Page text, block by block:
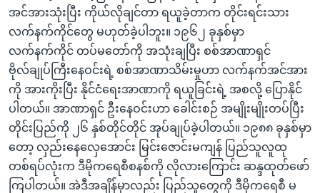
အင်အားသုံးပြီး ကိုယ်လိုချင်တာ ရယူခဲ့တာက တိုင်းရင်းသား
လက်နက်ကိုင်တွေ မဟုတ်ခဲ့ပါဘူး။ ၁၉၆၂ ခုနှစ်မှာ
လက်နက်ကိုင် တပ်မတော်ကို အသုံးချပြီး စစ်အာဏာရှင်
ဗိုလ်ချုပ်ကြီးနေဝင်းရဲ့ စစ်အာဏာသိမ်းမှုဟာ လက်နက်အင်အား
ကို အားကိုးပြီး နိုင်ငံရေးအာဏာကို ရယူခြင်းရဲ့ အစလို့ ပြောနိုင်
ပါတယ်။ အာဏာရှင် ဦးနေဝင်းဟာ ခေါင်းစဉ် အမျိုးမျိုးတပ်ပြီး
တိုင်းပြည်ကို ၂၆ နှစ်တိုင်တိုင် အုပ်ချုပ်ခဲ့ပါတယ်။ ၁၉၈၈ ခုနှစ်မှာ
တော့ လှည်းနေလှေအောင်း မြင်းဇောင်းမကျန် ပြည်သူလူထု
တစ်ရပ်လုံးက ဒီမိုကရေစီစနစ်ကို လိုလားကြောင်း ဆန္ဒထုတ်ဖော်
ကြပါတယ်။ အဲဒီအချိန်မှာလည်း ပြည်သူတွေကို ဒီမိုကရေစီ မ